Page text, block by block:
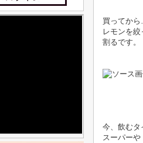
買ってか
レモンを
割るです。
今、飲むタ
スーパーや